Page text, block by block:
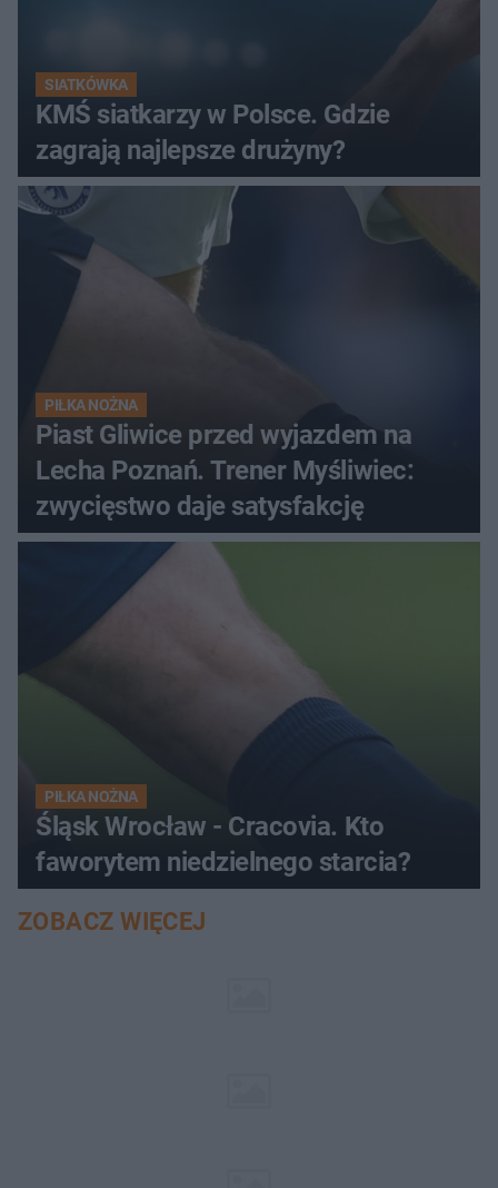
SIATKÓWKA
KMŚ siatkarzy w Polsce. Gdzie
zagrają najlepsze drużyny?
PIŁKA NOŻNA
Piast Gliwice przed wyjazdem na
Lecha Poznań. Trener Myśliwiec:
zwycięstwo daje satysfakcję
PIŁKA NOŻNA
Śląsk Wrocław - Cracovia. Kto
faworytem niedzielnego starcia?
ZOBACZ WIĘCEJ